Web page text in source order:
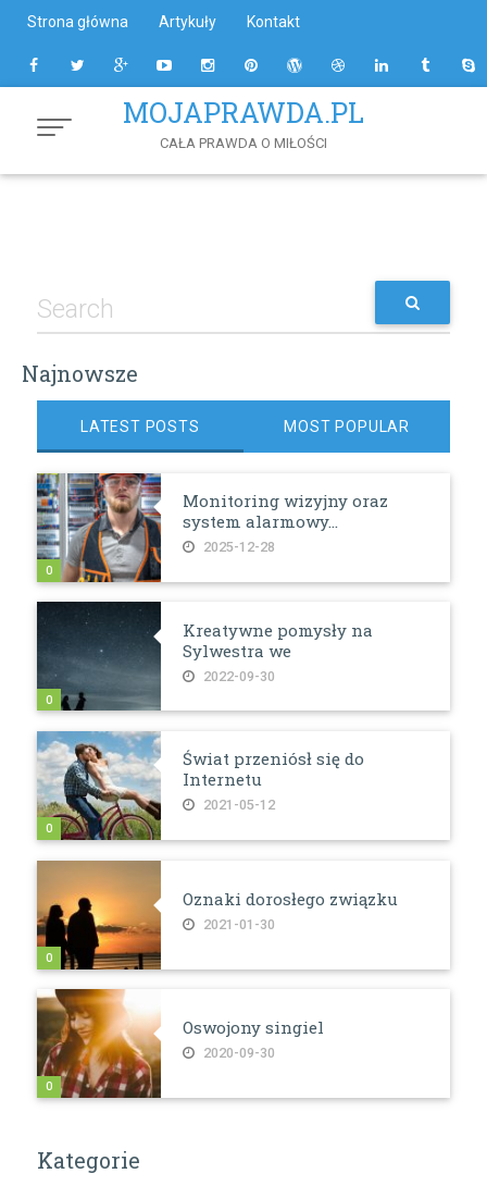
Content
Strona główna Artykuły Kontakt
MOJAPRAWDA.PL
CAŁA PRAWDA O MIŁOŚCI
Najnowsze
LATEST POSTS MOST POPULAR
Monitoring wizyjny oraz
system alarmowy...
2025-12-28
0
Kreatywne pomysły na
Sylwestra we
2022-09-30
0
Świat przeniósł się do
Internetu
2021-05-12
0
Oznaki dorosłego związku
2021-01-30
0
Oswojony singiel
2020-09-30
0
Kategorie